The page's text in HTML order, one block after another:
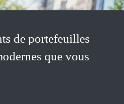
de portefeuilles
que vous